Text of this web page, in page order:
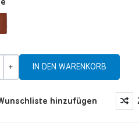
hinzufügen